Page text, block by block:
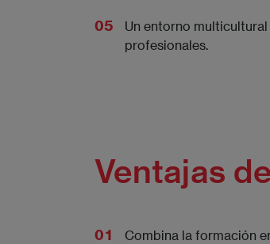
Un entorno
profesionales.
Ventajas
Combina la formación